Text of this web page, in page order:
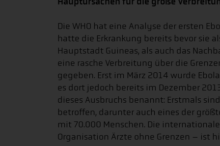
Die WHO hat eine Analyse der ersten
hatte die Erkrankung bereits bevor sie
Hauptstadt Guineas, als auch das
eine rasche Verbreitung über die
gegeben. Erst im März 2014 wurde
es dort jedoch bereits im Dezember
dieses Ausbruchs benannt: Erstmals
betroffen, darunter auch eines der
mit 70.000 Menschen. Die
Organisation Ärzte ohne Grenzen – ist